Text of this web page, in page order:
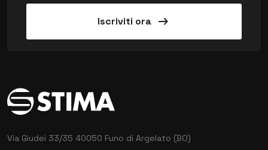
Iscriviti ora arrow_right_alt
Via Giudei 33/35 40050 Funo di Argelato (BO)